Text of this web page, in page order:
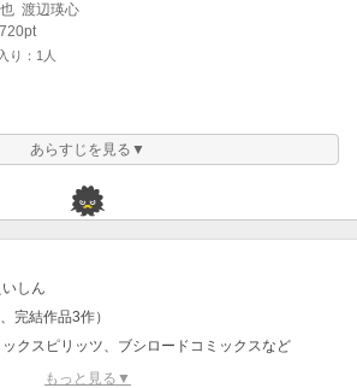
渡辺瑛心
720pt
り：1人
あらすじを見る▼
しん
完結作品3作）
ックスピリッツ、ブシロードコミックスなど
もっと見る▼